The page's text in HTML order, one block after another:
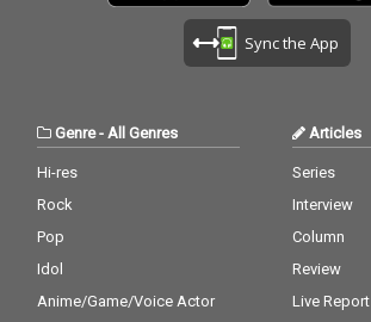
Sync the App
Genre- All Genres
Hi-res
Rock
Pop
Idol
Anime/Game/Voice Actor
Articles
Series
Interview
Column
Review
Live Report